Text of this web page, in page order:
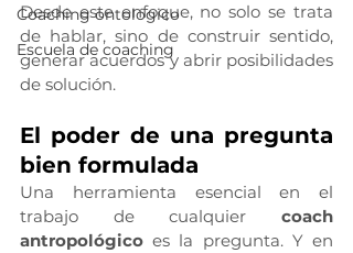
Coaching ontológico
Escuela de coaching
Desde este enfoque, no solo se trata
de hablar, sino de construir sentido,
generar acuerdos y abrir posibilidades
de solución.
El poder de una pregunta
bien formulada
Una herramienta esencial en el
trabajo de cualquier coach
antropológico es la pregunta. Y en